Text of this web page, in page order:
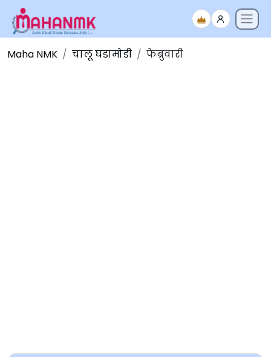
Maha NMK चालू घडामोडी फेब्रुवारी